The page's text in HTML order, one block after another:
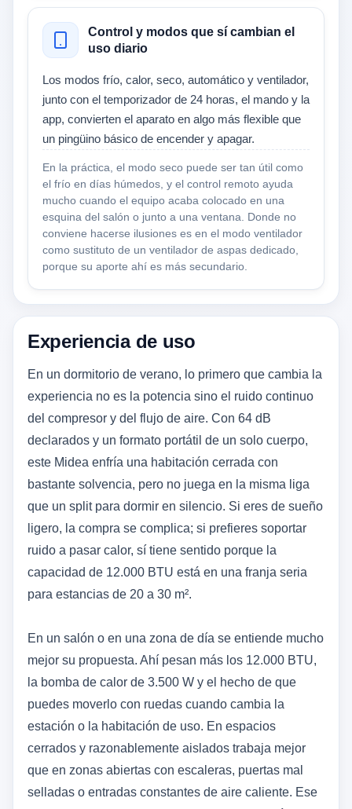
Control y modos que sí cambian el
uso diario
Los modos frío, calor, seco, automático y ventilador,
junto con el temporizador de 24 horas, el mando y la
app, convierten el aparato en algo más flexible que
un pingüino básico de encender y apagar.
En la práctica, el modo seco puede ser tan útil como
el frío en días húmedos, y el control remoto ayuda
mucho cuando el equipo acaba colocado en una
esquina del salón o junto a una ventana. Donde no
conviene hacerse ilusiones es en el modo ventilador
como sustituto de un ventilador de aspas dedicado,
porque su aporte ahí es más secundario.
Experiencia de uso
En un dormitorio de verano, lo primero que cambia la
experiencia no es la potencia sino el ruido continuo
del compresor y del flujo de aire. Con 64 dB
declarados y un formato portátil de un solo cuerpo,
este Midea enfría una habitación cerrada con
bastante solvencia, pero no juega en la misma liga
que un split para dormir en silencio. Si eres de sueño
ligero, la compra se complica; si prefieres soportar
ruido a pasar calor, sí tiene sentido porque la
capacidad de 12.000 BTU está en una franja seria
para estancias de 20 a 30 m².
En un salón o en una zona de día se entiende mucho
mejor su propuesta. Ahí pesan más los 12.000 BTU,
la bomba de calor de 3.500 W y el hecho de que
puedes moverlo con ruedas cuando cambia la
estación o la habitación de uso. En espacios
cerrados y razonablemente aislados trabaja mejor
que en zonas abiertas con escaleras, puertas mal
selladas o entradas constantes de aire caliente. Ese